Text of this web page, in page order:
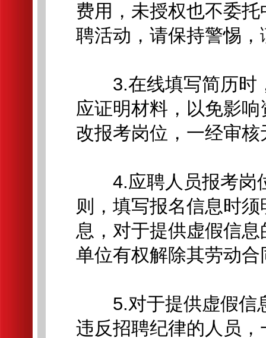
费用，未授权也不委
聘活动，请保持警惕
3.在线填写简历时
应证明材料，以免影
改报考岗位，一经审核
4.应聘人员报考岗
则，填写报名信息时
息，对于提供虚假信
单位有权解除其劳动合
5.对于提供虚假信
违反招聘纪律的人员